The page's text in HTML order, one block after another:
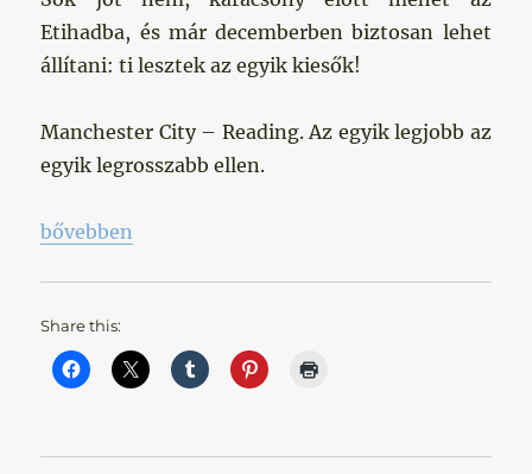
Etihadba, és már decemberben biztosan lehet
állítani: ti lesztek az egyik kiesők!
Manchester City – Reading. Az egyik legjobb az
egyik legrosszabb ellen.
„Mit érdemel az a bűnős…”
bővebben
Share this: